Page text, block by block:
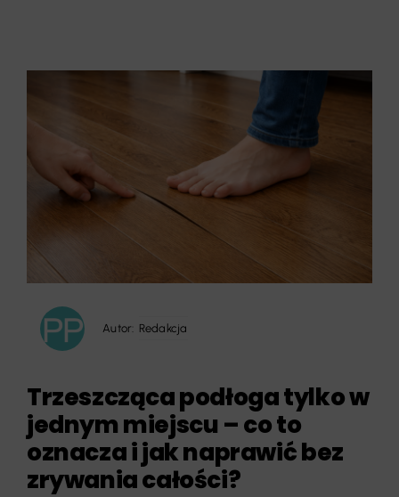
Autor: Redakcja
Trzeszcząca podłoga tylko w
jednym miejscu – co to
oznacza i jak naprawić bez
zrywania całości?